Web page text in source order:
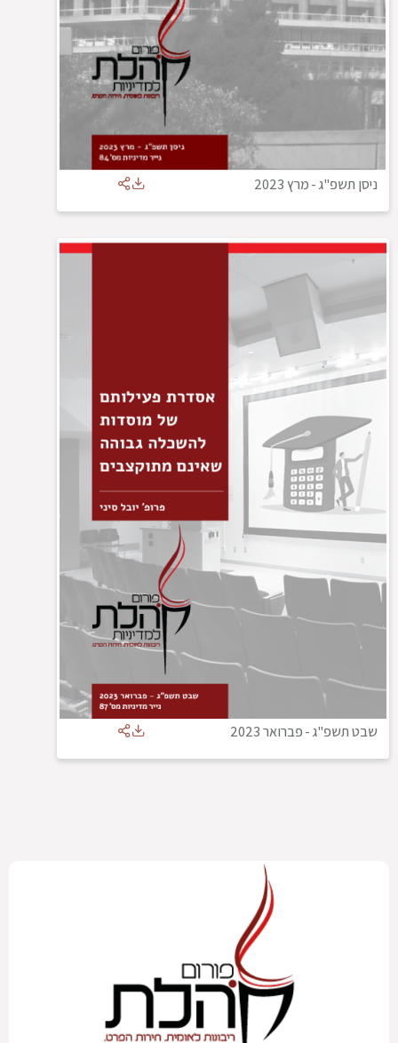
ניסן תשפ"ג-מרץ 2023
שבט תשפ"ג-פברואר 2023